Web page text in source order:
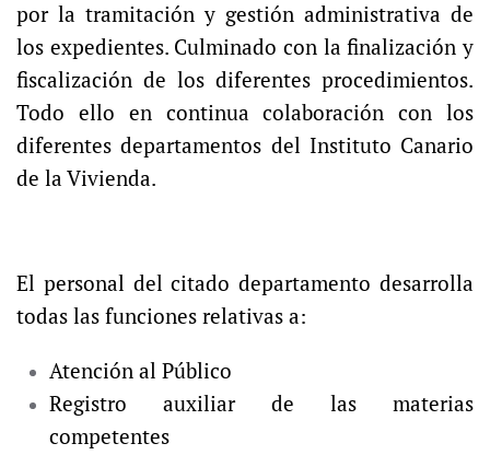
por la tramitación y gestión administrativa de
los expedientes. Culminado con la finalización y
fiscalización de los diferentes procedimientos.
Todo ello en continua colaboración con los
diferentes departamentos del Instituto Canario
de la Vivienda.
El personal del citado departamento desarrolla
todas las funciones relativas a:
Atención al Público
Registro auxiliar de las materias
competentes